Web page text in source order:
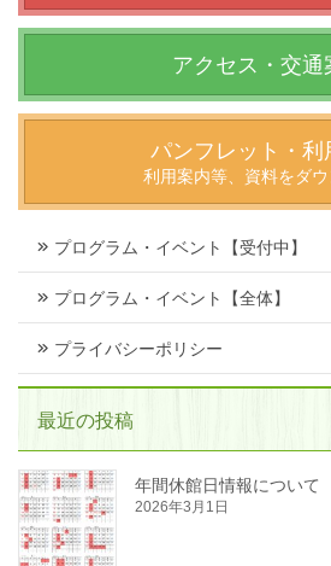
アクセス・交通
パンフレット・利
利用案内等、資料をダ
プログラム・イベント【受付中】
プログラム・イベント【全体】
プライバシーポリシー
最近の投稿
年間休館日情報について
2026年3月1日